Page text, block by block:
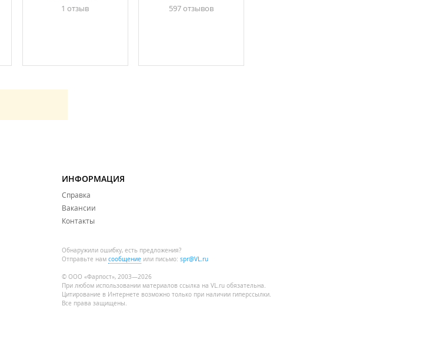
1 отзыв 597 отзывов
ИНФОРМАЦИЯ
Справка
Вакансии
Контакты
Обнаружили ошибку, есть предложения?
Отправьте нам сообщение или письмо: spr@VL.ru
© ООО «Фарпост», 2003—2026
При любом использовании материалов ссылка на VL.ru обязательна.
Цитирование в Интернете возможно только при наличии гиперссылки.
Все права защищены.